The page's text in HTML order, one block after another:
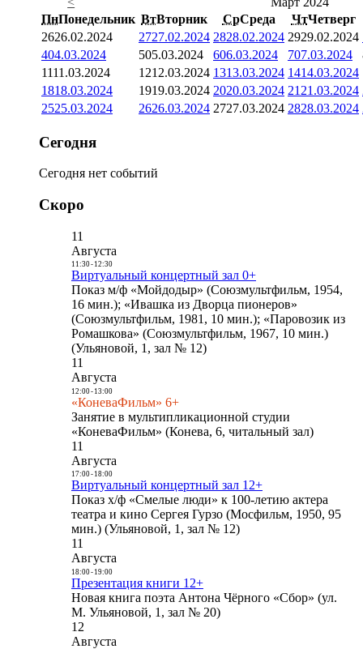
ПнПонедельник ВтВторник СрСреда ЧтЧетверг
2626.02.2024 2727.02.2024 2828.02.2024 2929.02.2024
404.03.2024 505.03.2024 606.03.2024 707.03.2024
1111.03.2024 1212.03.2024 1313.03.2024 1414.03.2024
1818.03.2024 1919.03.2024 2020.03.2024 21 21.03.2024
2525.03.2024 2626.03.2024 2727.03.2024 2828.03.2024
Сегодня
Сегодня нет событий
Скоро
11
Августа
11:30- 12:30
Виртуальный концертный зал 0+
Показ м/ф «Мойдодыр» (Союзмультфильм, 1954,
16 мин.); «Ивашка из Дворца пионеров»
(Союзмультфильм, 1981, 10 мин.); «Паровозик из
Ромашкова» (Союзмультфильм, 1967, 10 мин.)
(Ульяновой, 1, зал № 12)
11
Августа
12:00- 13:00
«КоневаФильм» 6+
Занятие в мультипликационной студии
«КоневаФильм» (Конева, 6, читальный зал)
11
Августа
17:00- 18:00
Виртуальный концертный зал 12+
Показ х/ф «Смелые люди» к 100-летию актера
театра и кино Сергея Гурзо (Мосфильм, 1950, 95
мин.) (Ульяновой, 1, зал № 12)
11
Августа
18:00- 19:00
Презентация книги 12+
Новая книга поэта Антона Чёрного «Сбор» (ул.
М. Ульяновой, 1, зал № 20)
12
Августа